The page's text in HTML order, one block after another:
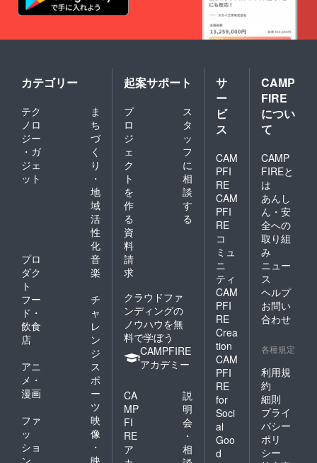
カテゴリー
テク
ノロ
ジー
・ガ
ジェ
ット
ま
ち
づ
く
り
・
地
域
活
性
化
プロ
ダク
ト
音
楽
フー
ド・
飲食
店
チ
ャ
レ
ン
ジ
アニ
メ・
漫画
ス
ポ
ー
ツ
ファ
ッ
ショ
ン
映
像
・
映
起案サポート
プ
ロ
ジ
ェ
ク
ト
を
作
る
ス
タ
ッ
フ
に
相
談
す
る
資
料
請
求
クラウドファ
ンディングの
ノウハウを無
料で学ぼう
CAMPFIRE
アカデミー
CA
MP
FI
RE
ア
説
明
会
・
相
サ
ー
ビ
ス
CAM
PFI
RE
CAM
PFI
RE
コ
ミュ
ニ
ティ
CAM
PFI
RE
Crea
tion
CAM
PFI
RE
for
Soci
al
Goo
d
CAMP
FIRE
につい
て
CAMP
FIREと
は
あんし
ん・安
全への
取り組
み
ニュー
ス
ヘルプ
お問い
合わせ
各種規定
利用規
約
細則
プライ
バシー
ポリ
シー